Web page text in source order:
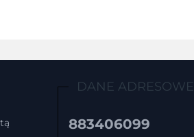
DANE ADRESOWE
883406099